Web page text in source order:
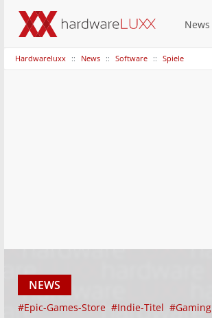
News
Hardwareluxx News Software Spiele
NEWS
#Epic-Games-Store #Indie-Titel #Gaming